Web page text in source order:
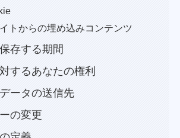
トからの埋め込みコンテンツ
存する期間
するあなたの権利
ータの送信先
の変更